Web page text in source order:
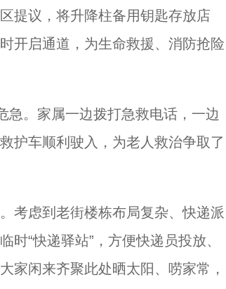
提议，将升降柱备用钥匙存放店
开启通道，为生命救援、消防抢险
。家属一边拨打急救电话，一边
护车顺利驶入，为老人救治争取了
虑到老街楼栋布局复杂、快递派
“快递驿站”，方便快递员投放、
家闲来齐聚此处晒太阳、唠家常，